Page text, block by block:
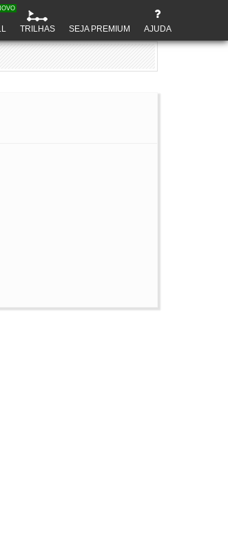
TRILHAS SEJA PREMIUM AJUDA